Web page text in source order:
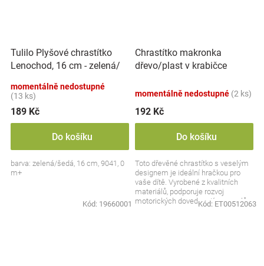
Tulilo Plyšové chrastítko
Lenochod, 16 cm - zelená/
momentálně nedostupné
(13 ks)
189 Kč
Do košíku
barva: zelená/šedá, 16 cm, 9041, 0
m+
Kód: 19660001
Chrastítko makronka
dřevo/plast v krabičce
momentálně nedostupné (2 ks)
192 Kč
Do košíku
Toto dřevěné chrastítko s veselým
designem je ideální hračkou pro
vaše dítě. Vyrobené z kvalitních
materiálů, podporuje rozvoj
motorických dovedností a smyslů,
Kód: ET00512063